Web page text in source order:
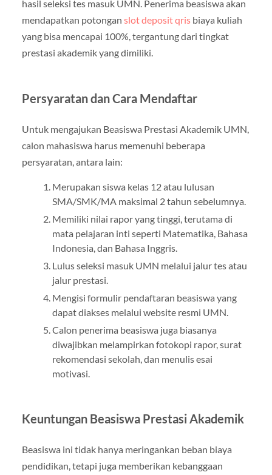
hasil seleksi tes masuk UMN. Penerima beasiswa akan
mendapatkan potongan slot deposit qrisbiaya kuliah
yang bisa mencapai 100%, tergantung dari tingkat
prestasi akademik yang dimiliki.
Persyaratan dan Cara Mendaftar
Untuk mengajukan Beasiswa Prestasi Akademik UMN,
calon mahasiswa harus memenuhi beberapa
persyaratan, antara lain:
Merupakan siswa kelas 12 atau lulusan
SMA/SMK/MA maksimal 2 tahun sebelumnya.
Memiliki nilai rapor yang tinggi, terutama di
mata pelajaran inti seperti Matematika, Bahasa
Indonesia, dan Bahasa Inggris.
Lulus seleksi masuk UMN melalui jalur tes atau
jalur prestasi.
Mengisi formulir pendaftaran beasiswa yang
dapat diakses melalui website resmi UMN.
Calon penerima beasiswa juga biasanya
diwajibkan melampirkan fotokopi rapor, surat
rekomendasi sekolah, dan menulis esai
motivasi.
Keuntungan Beasiswa Prestasi Akademik
Beasiswa ini tidak hanya meringankan beban biaya
pendidikan, tetapi juga memberikan kebanggaan